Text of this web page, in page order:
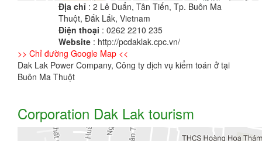
Địa chỉ : 2 Lê Duẩn, Tân Tiến, Tp. Buôn Ma
Thuột, Đắk Lắk, Vietnam
Điện thoại : 0262 2210 235
Website : http://pcdaklak.cpc.vn/
>> Chỉ đường Google Map <<
Dak Lak Power Company, Công ty dịch vụ kiểm toán ở tại
Buôn Ma Thuột
Corporation Dak Lak tourism